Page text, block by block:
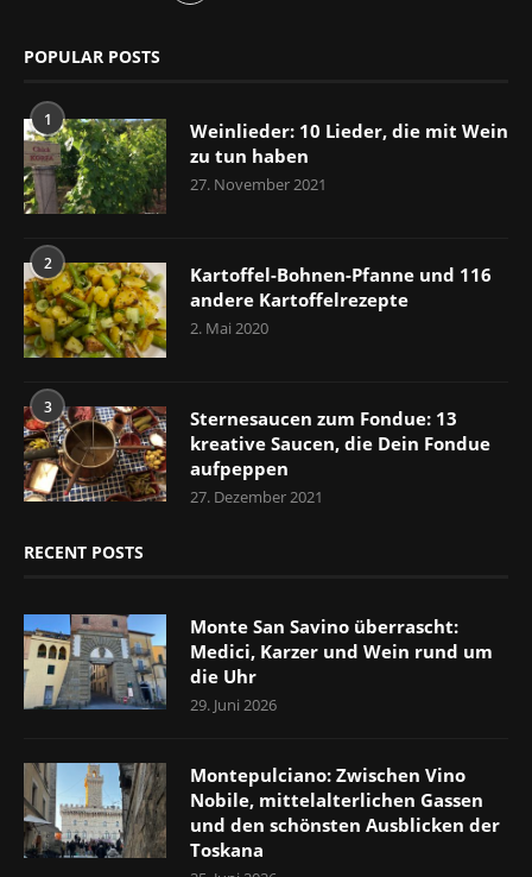
POPULAR POSTS
1
Weinlieder: 10 Lieder, die mit Wein
zu tun haben
27. November 2021
2
Kartoffel-Bohnen-Pfanne und 116
andere Kartoffelrezepte
2. Mai 2020
3
Sternesaucen zum Fondue: 13
kreative Saucen, die Dein Fondue
aufpeppen
27. Dezember 2021
RECENT POSTS
Monte San Savino überrascht:
Medici, Karzer und Wein rund um
die Uhr
29. Juni 2026
Montepulciano: Zwischen Vino
Nobile, mittelalterlichen Gassen
und den schönsten Ausblicken der
Toskana